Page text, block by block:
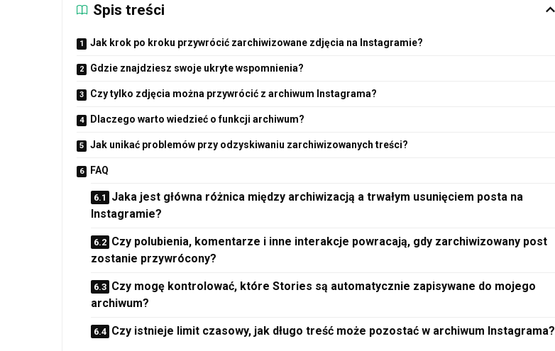
Spis treści
Jak krok po kroku przywrócić zarchiwizowane zdjęcia na Instagramie?
Gdzie znajdziesz swoje ukryte wspomnienia?
Czy tylko zdjęcia można przywrócić z archiwum Instagrama?
Dlaczego warto wiedzieć o funkcji archiwum?
Jak unikać problemów przy odzyskiwaniu zarchiwizowanych treści?
FAQ
Jaka jest główna różnica między archiwizacją a trwałym usunięciem posta na
Instagramie?
Czy polubienia, komentarze i inne interakcje powracają, gdy zarchiwizowany post
zostanie przywrócony?
Czy mogę kontrolować, które Stories są automatycznie zapisywane do mojego
archiwum?
Czy istnieje limit czasowy, jak długo treść może pozostać w archiwum Instagrama?